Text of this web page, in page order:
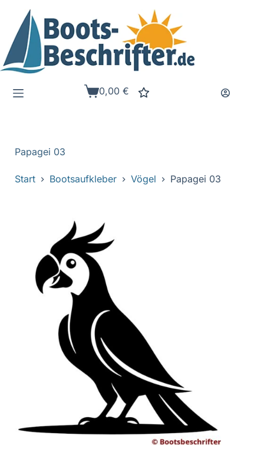
Inhalt
springen
Warenkorb
0,00€
Papagei 03
Start Bootsaufkleber Vögel Papagei 03